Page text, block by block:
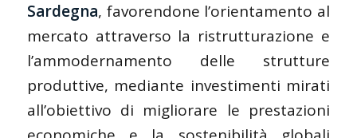
Sardegna, favorendone l’orientamento al
mercato attraverso la ristrutturazione e
l’ammodernamento delle strutture
produttive, mediante investimenti mirati
all’obiettivo di migliorare le prestazioni